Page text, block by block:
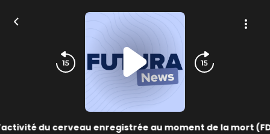
du cerveau enregistrée au moment de la mort